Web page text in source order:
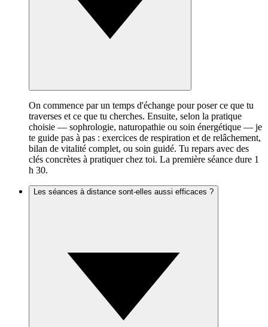
On commence par un temps d'échange pour poser ce que tu
traverses et ce que tu cherches. Ensuite, selon la pratique
choisie — sophrologie, naturopathie ou soin énergétique — je
te guide pas à pas : exercices de respiration et de relâchement,
bilan de vitalité complet, ou soin guidé. Tu repars avec des
clés concrètes à pratiquer chez toi. La première séance dure 1
h 30.
Les séances à distance sont-elles aussi efficaces ?